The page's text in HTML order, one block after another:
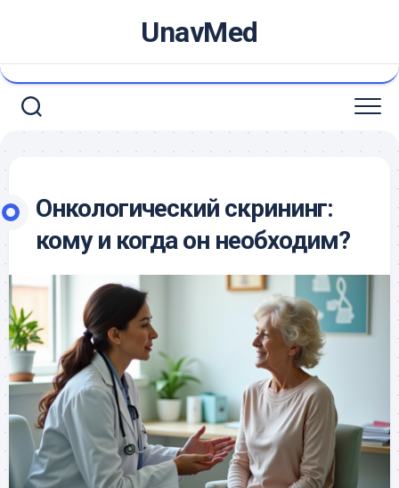
UnavMed
Онкологический скрининг:
кому и когда он необходим?